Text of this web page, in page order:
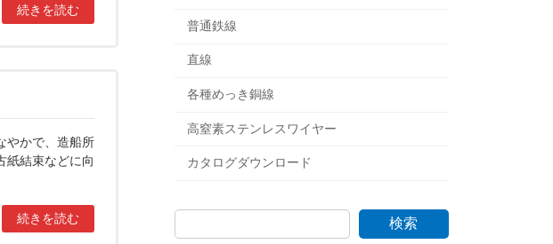
続きを読む
やかで、造船所
紙結束などに向
続きを読む
普通鉄線
直線
各種めっき銅線
高窒素ステンレスワイヤー
カタログダウンロード
検索